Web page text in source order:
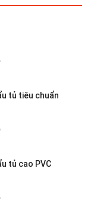
tủ tiêu chuẩn
tủ cao PVC